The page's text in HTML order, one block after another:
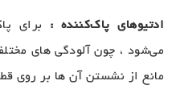
ادتیوهای پاک‌کننده : برای
می‌شود ، چون آلودگی‌ های
مانع از نشستن آن ها بر روی